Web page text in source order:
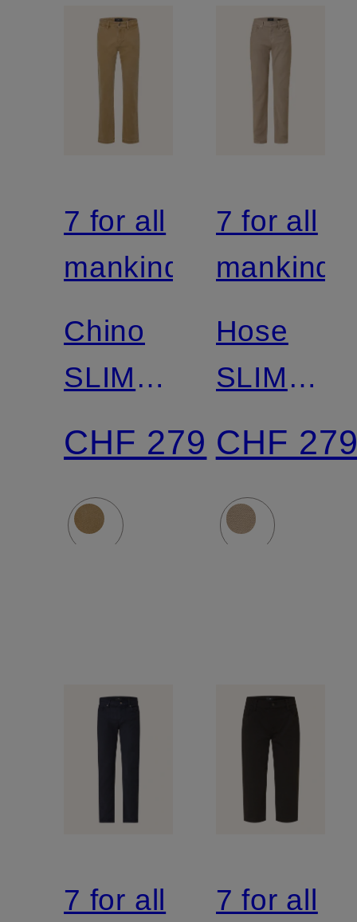
7 for all
mankind
Chino
SLIMMY
CHINO
Regular
Slim Fit
CHF 279
7 for all
mankind
Hose
SLIMMY
Slim Fit
CHF
7 for all
7 for all